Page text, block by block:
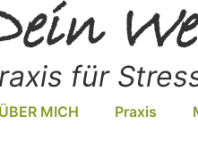
für
ÜBER MICH Praxis